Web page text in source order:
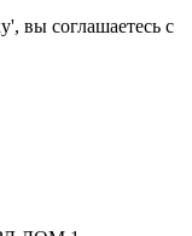
вы соглашаетесь с